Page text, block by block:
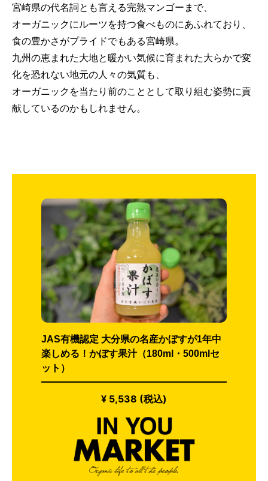
宮崎県の代名詞とも言える完熟マンゴーまで、
オーガニックにルーツを持つ食べものにあふれており、
食の豊かさがプライドでもある宮崎県。
九州の恵まれた大地と暖かい気候に育まれた大らかで変
化を恐れない地元の人々の気質も、
オーガニックを当たり前のこととして取り組む姿勢に貢
献しているのかもしれません。
JAS有機認定 大分県の名産かぼすが1年中
楽しめる！かぼす果汁（180ml・500mlセ
ット）
¥ 5,538 (税込)